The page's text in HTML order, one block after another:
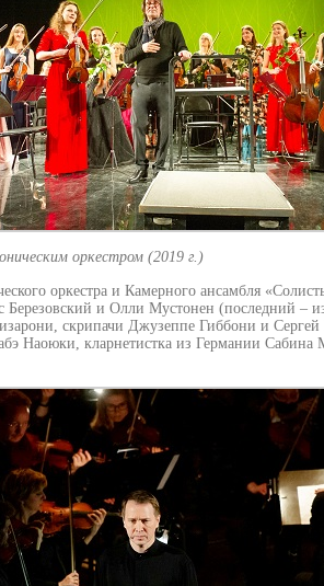
оркестром (2019 г.)
оркестра и Камерного ансамбля
Березовский и Олли Мустонен (последний –
скрипачи Джузеппе Гиббони и
Наоюки, кларнетистка из Германии